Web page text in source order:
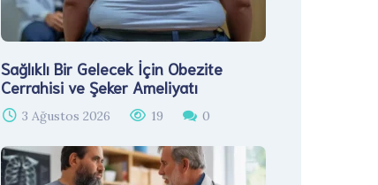
Sağlıklı Bir Gelecek İçin Obezite
Cerrahisi ve Şeker Ameliyatı
3 Ağustos 2026 19 0